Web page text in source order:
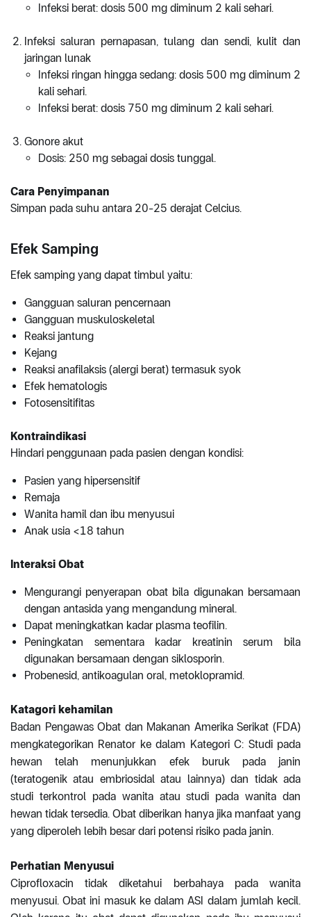
Infeksi berat: dosis 500 mg diminum 2 kali sehari.
Infeksi saluran pernapasan, tulang dan sendi, kulit dan
jaringan lunak
Infeksi ringan hingga sedang: dosis 500 mg diminum 2
kali sehari.
Infeksi berat: dosis 750 mg diminum 2 kali sehari.
Gonore akut
Dosis: 250 mg sebagai dosis tunggal.
Cara Penyimpanan
Simpan pada suhu antara 20-25 derajat Celcius.
Efek Samping
Efek samping yang dapat timbul yaitu:
Gangguan saluran pencernaan
Gangguan muskuloskeletal
Reaksi jantung
Kejang
Reaksi anafilaksis (alergi berat) termasuk syok
Efek hematologis
Fotosensitifitas
Kontraindikasi
Hindari penggunaan pada pasien dengan kondisi:
Pasien yang hipersensitif
Remaja
Wanita hamil dan ibu menyusui
Anak usia <18 tahun
Interaksi Obat
Mengurangi penyerapan obat bila digunakan bersamaan
dengan antasida yang mengandung mineral.
Dapat meningkatkan kadar plasma teofilin.
Peningkatan sementara kadar kreatinin serum bila
digunakan bersamaan dengan siklosporin.
Probenesid, antikoagulan oral, metoklopramid.
Katagori kehamilan
Badan Pengawas Obat dan Makanan Amerika Serikat (FDA)
mengkategorikan Renator ke dalam Kategori C: Studi pada
hewan telah menunjukkan efek buruk pada janin
(teratogenik atau embriosidal atau lainnya) dan tidak ada
studi terkontrol pada wanita atau studi pada wanita dan
hewan tidak tersedia. Obat diberikan hanya jika manfaat yang
yang diperoleh lebih besar dari potensi risiko pada janin.
Perhatian Menyusui
Ciprofloxacin tidak diketahui berbahaya pada wanita
menyusui. Obat ini masuk ke dalam ASI dalam jumlah kecil.